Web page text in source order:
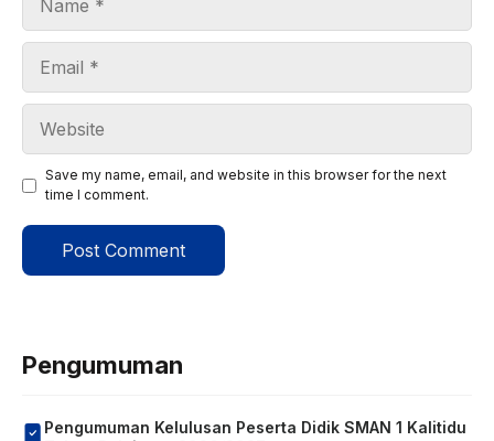
Save my name, email, and website in this browser for the next
time I comment.
Pengumuman
Pengumuman Kelulusan Peserta Didik SMAN 1 Kalitidu